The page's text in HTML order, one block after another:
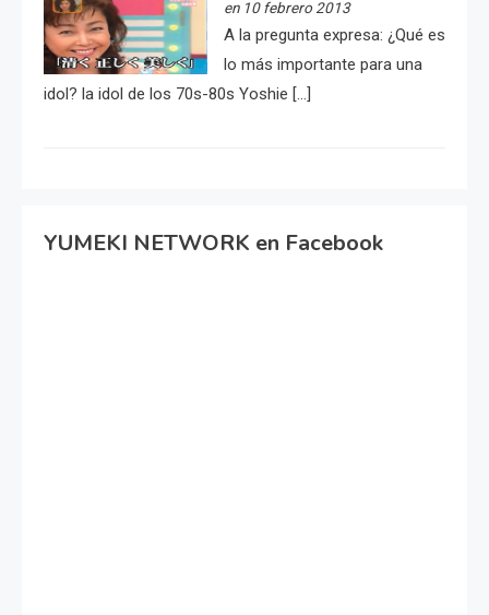
en 10 febrero 2013
A la pregunta expresa: ¿Qué es
lo más importante para una
idol? la idol de los 70s-80s Yoshie […]
YUMEKI NETWORK en Facebook